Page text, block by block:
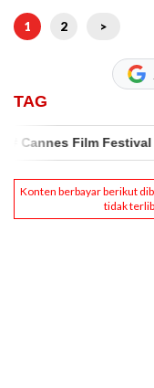
1 2 >
TAG
Film Festival 2025